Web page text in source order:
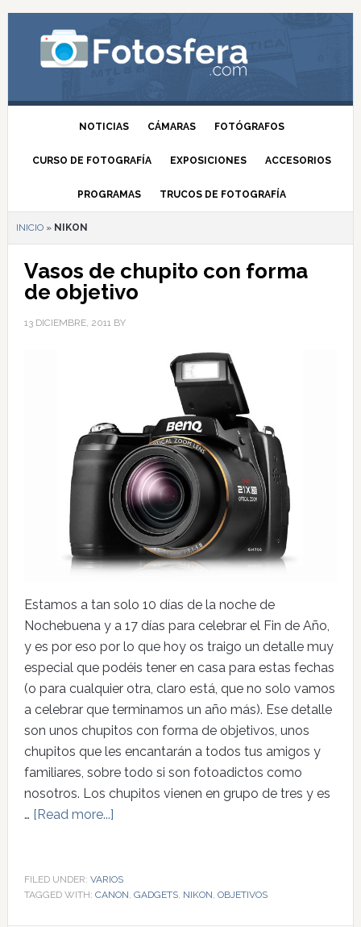
NOTICIAS CÁMARAS FOTÓGRAFOS
CURSO DE FOTOGRAFÍA EXPOSICIONES ACCESORIOS
PROGRAMAS TRUCOS DE FOTOGRAFÍA
INICIO» NIKON
Vasos de chupito con forma
de objetivo
13 DICIEMBRE, 2011BY
Estamos a tan solo 10 días de la noche de
Nochebuena y a 17 días para celebrar el Fin de Año,
y es por eso por lo que hoy os traigo un detalle muy
especial que podéis tener en casa para estas fechas
(o para cualquier otra, claro está, que no solo vamos
a celebrar que terminamos un año más). Ese detalle
son unos chupitos con forma de objetivos, unos
chupitos que les encantarán a todos tus amigos y
familiares, sobre todo si son fotoadictos como
nosotros. Los chupitos vienen en grupo de tres y es
… [Read more...]
FILED UNDER: VARIOS
TAGGED WITH: CANON, GADGETS, NIKON, OBJETIVOS